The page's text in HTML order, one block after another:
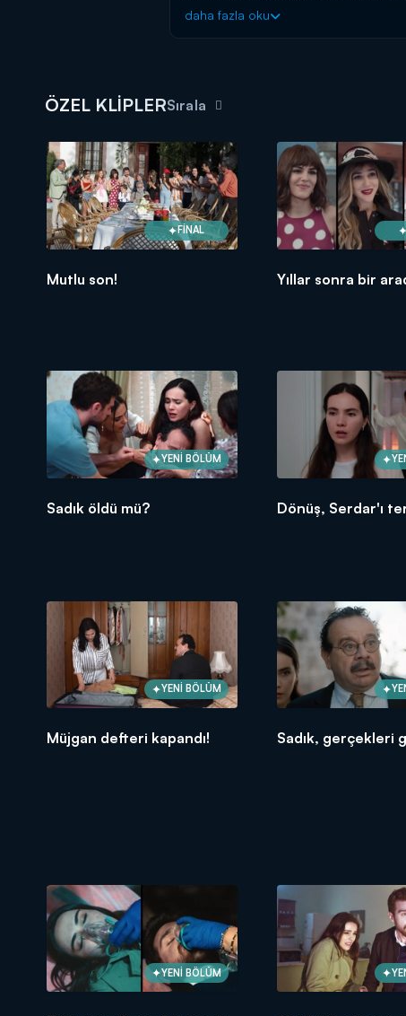
cevap anları karşınızda!
daha fazla oku
ÖZEL KLİPLERSırala
FİNAL
Mutlu son! Yıllar sonra bir
YENİ BÖLÜM
Sadık öldü mü? Dönüş, Serdar'ı
YENİ BÖLÜM
Müjgan defteri kapandı! Sadık, gerçekleri
YENİ BÖLÜM